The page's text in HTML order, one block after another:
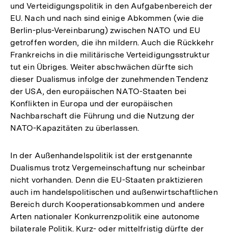
und Verteidigungspolitik in den Aufgabenbereich der
EU. Nach und nach sind einige Abkommen (wie die
Berlin-plus-Vereinbarung) zwischen NATO und EU
getroffen worden, die ihn mildern. Auch die Rückkehr
Frankreichs in die militärische Verteidigungsstruktur
tut ein Übriges. Weiter abschwächen dürfte sich
dieser Dualismus infolge der zunehmenden Tendenz
der USA, den europäischen NATO-Staaten bei
Konflikten in Europa und der europäischen
Nachbarschaft die Führung und die Nutzung der
NATO-Kapazitäten zu überlassen.
In der Außenhandelspolitik ist der erstgenannte
Dualismus trotz Vergemeinschaftung nur scheinbar
nicht vorhanden. Denn die EU-Staaten praktizieren
auch im handelspolitischen und außenwirtschaftlichen
Bereich durch Kooperationsabkommen und andere
Arten nationaler Konkurrenzpolitik eine autonome
bilaterale Politik. Kurz- oder mittelfristig dürfte der